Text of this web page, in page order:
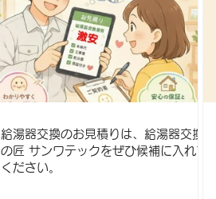
給湯器交換のお見積りは、給湯器交換
の匠 サンワテックをぜひ候補に入れて
ください。